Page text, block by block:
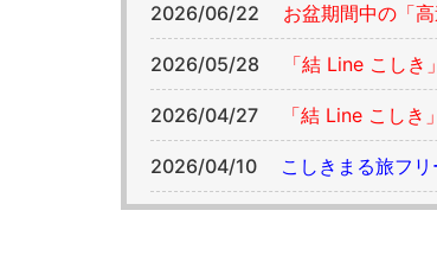
2026/06/22 お盆期間中の「
2026/05/28 「結 Line こし
2026/04/27 「結 Line こし
2026/04/10 こしきまる旅フ